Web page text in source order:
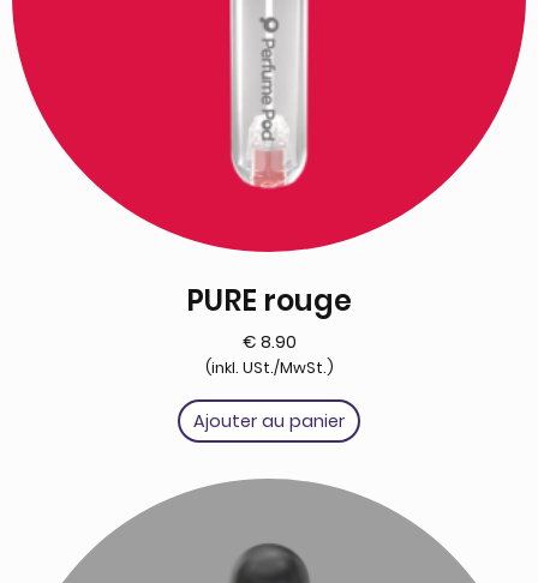
PURE rouge
€ 8.90
(inkl. USt./MwSt.)
Ajouter au panier